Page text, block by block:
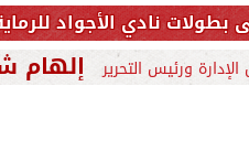
للرماية ضمن
ورئيس التحرير إلهام